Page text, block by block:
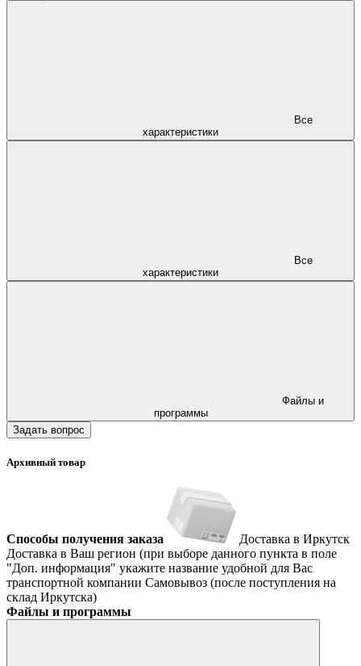
характеристики
характеристики
программы
Задать вопрос
Архивный товар
Способы получения заказа
Доставка в Иркутск
Доставка в Ваш регион (при выборе данного пункта в поле
"Доп. информация" укажите название удобной для Вас
транспортной компании Самовывоз (после поступления на
склад Иркутска)
Файлы и программы